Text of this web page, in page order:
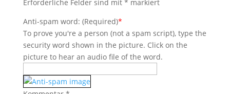
Erforderliche Felder sind mit * markiert
Anti-spam word: (Required)*
To prove you're a person (not a spam script), type the
security word shown in the picture. Click on the
picture to hear an audio file of the word.